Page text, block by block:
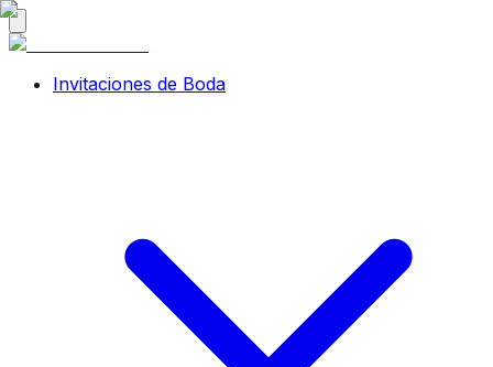
Invitaciones de Boda